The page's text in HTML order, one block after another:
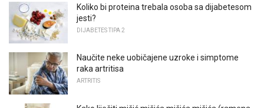
Koliko bi proteina trebala osoba sa dijabetesom
jesti?
DIJABETES TIPA 2
Naučite neke uobičajene uzroke i simptome
raka artritisa
ARTRITIS